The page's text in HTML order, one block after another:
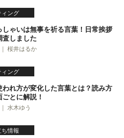
ング
しゃいは無事を祈る言葉！日常挨拶
しました
桜井はるか
ング
われ方が変化した言葉とは？読み方
とに解説！
水木ゆう
情報